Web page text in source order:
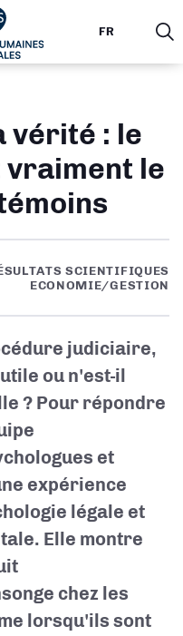
FR
vérité : le
le
SCIENTIFIQUES
ECONOMIE/GESTION
judiciaire,
ou n'est-il
? Pour répondre
et
expérience
légale et
Elle montre
chez les
lorsqu'ils sont